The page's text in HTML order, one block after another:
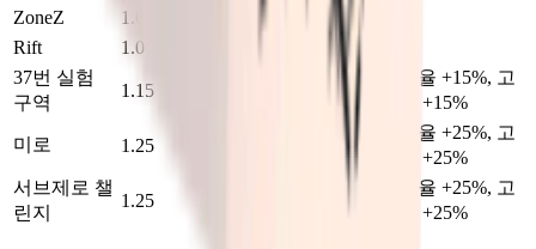
ZoneZ
1.0
기본 배율
Rift
1.0
기본 배율
37번 실험
구역
1.15
아이템 수량 배율 +15%, 고
품질 확률 배율 +15%
미로 1.25
아이템 수량 배율 +25%, 고
품질 확률 배율 +25%
서브제로 챌
린지
1.25
아이템 수량 배율 +25%, 고
품질 확률 배율 +25%